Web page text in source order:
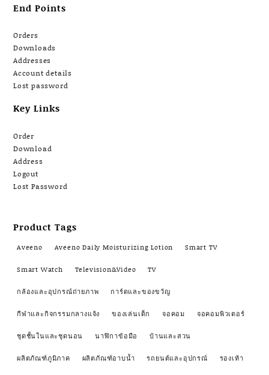
End Points
Orders
Downloads
Addresses
Account details
Lost password
Key Links
Order
Download
Address
Logout
Lost Password
Product Tags
Aveeno Aveeno Daily Moisturizing Lotion Smart TV
Smart Watch Television&Video TV
กล้องและอุปกรณ์ถ่ายภาพ การ์ดและของขวัญ
กีฬาและกิจกรรมกลางแจ้ง ของเล่นเด็ก จอคอม จอคอมพิวเตอร์
ชุดชั้นในและชุดนอน นาฬิกาข้อมือ บ้านและสวน
ผลิตภัณฑ์ภูมิภาค ผลิตภัณฑ์อาบน้ำ รถยนต์และอุปกรณ์ รองเท้า